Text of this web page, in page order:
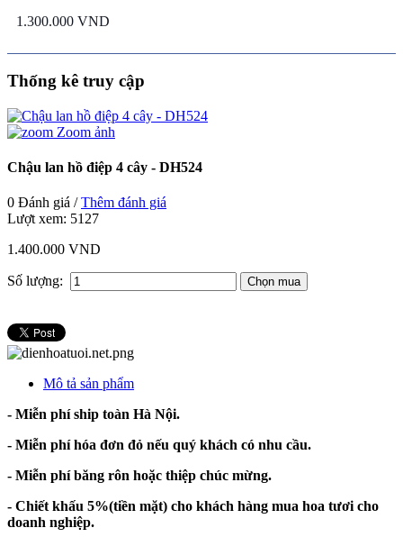
1.300.000 VND
Thống kê truy cập
Zoom ảnh
Chậu lan hồ điệp 4 cây - DH524
0 Đánh giá /Thêm đánh giá
Lượt xem: 5127
1.400.000 VND
Số lượng:
Mô tả sản phẩm
- Miễn phí ship toàn Hà Nội.
- Miễn phí hóa đơn đỏ nếu quý khách có nhu cầu.
- Miễn phí băng rôn hoặc thiệp chúc mừng.
- Chiết khấu 5%(tiền mặt) cho khách hàng mua hoa tươi cho
doanh nghiệp.